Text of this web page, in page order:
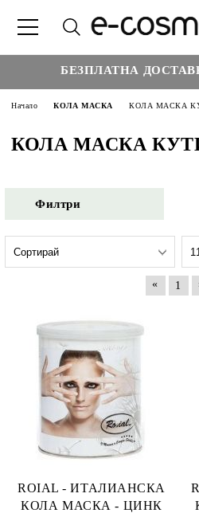
БЕЗПЛАТНА
Начало КОЛА МАСКА КОЛА МАСКА
КОЛА МАСКА
Филтри
« 1
ROIAL - ИТАЛИАНСКА
КОЛА МАСКА - ЦИНК